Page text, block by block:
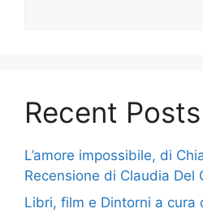
Recent Posts
L’amore impossibile, di
Recensione di Claudia Del
Libri, film e Dintorni a cura